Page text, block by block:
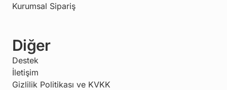
Kurumsal Sipariş
Diğer
Destek
İletişim
Gizlilik Politikası ve KVKK